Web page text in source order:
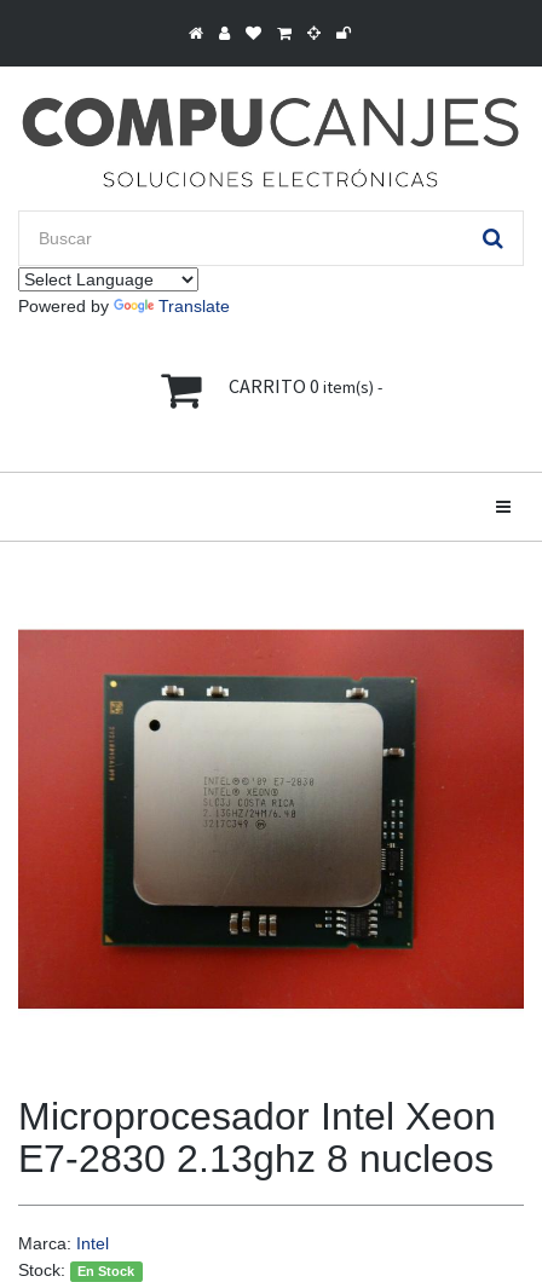
Powered by Translate
CARRITO 0 item(s) -
Microprocesador Intel Xeon
E7-2830 2.13ghz 8 nucleos
Marca: Intel
Stock:
En Stock